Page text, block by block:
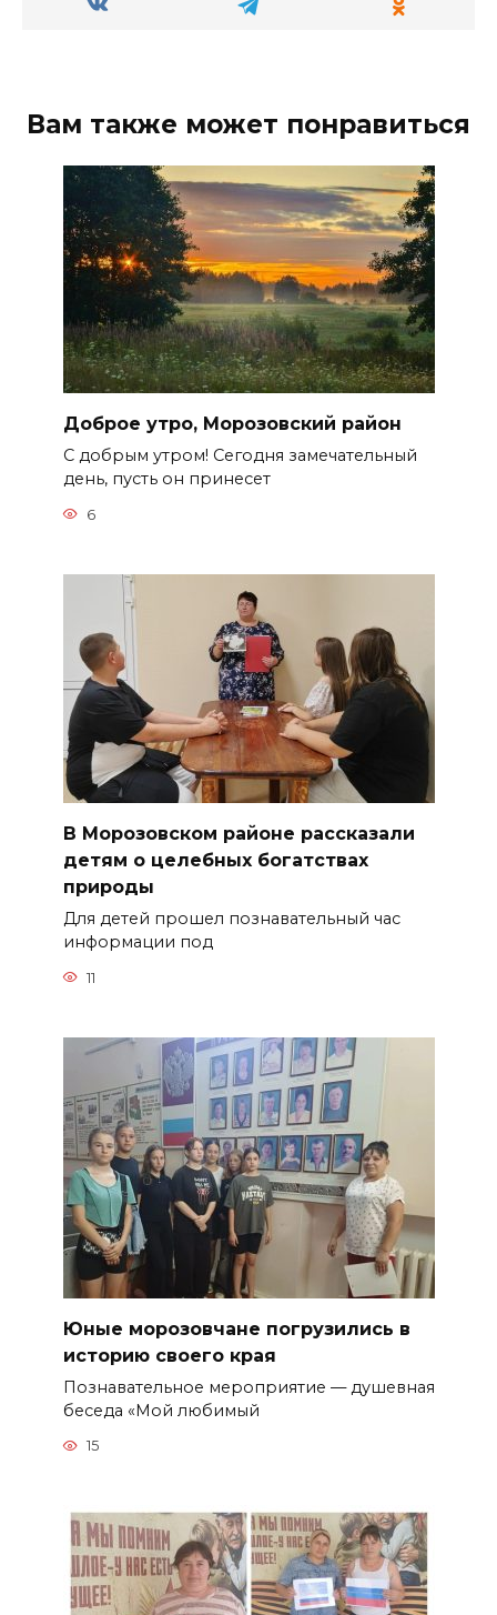
Вам также может понравиться
Доброе утро, Морозовский район
С добрым утром! Сегодня замечательный
день, пусть он принесет
6
В Морозовском районе рассказали
детям о целебных богатствах
природы
Для детей прошел познавательный час
информации под
11
Юные морозовчане погрузились в
историю своего края
Познавательное мероприятие — душевная
беседа «Мой любимый
15